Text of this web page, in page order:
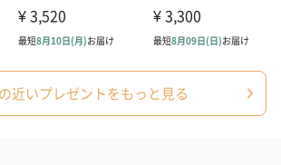
近いプレゼントをもっと見る